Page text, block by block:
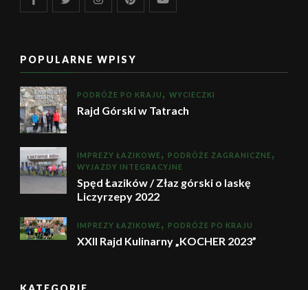
POPULARNE WPISY
PODRÓŻE PO KRAJU WYCIECZKI
Rajd Górski w Tatrach
IMPREZY ŁAZIKOWE
PODRÓŻE ZAGRANICZNE
WYJAZDY INTEGRACYJNE
Spęd Łazików / Złaz górski o laskę
Liczyrzepy 2022
IMPREZY ŁAZIKOWE PODRÓŻE PO KRAJU
XXII Rajd Kulinarny „KOCHER 2023”